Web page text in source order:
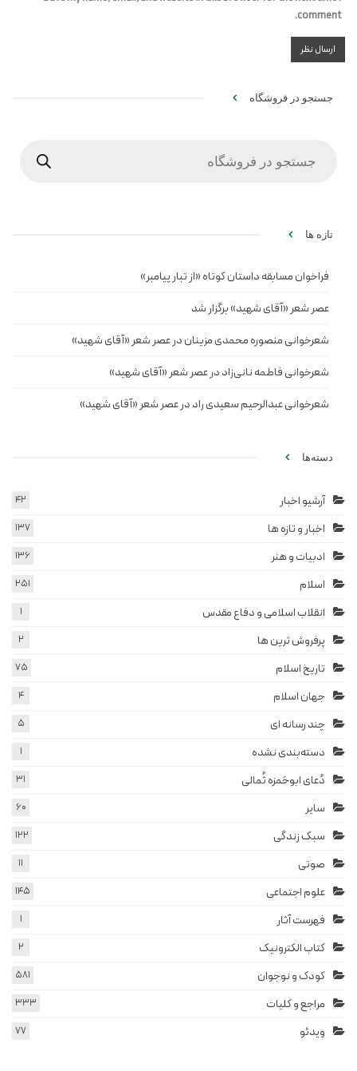
comment.
جستجو در فروشگاه
تازه ها
فراخوان مسابقه داستان کوتاه «از تبار پیامبر»
عصر شعر «آقای شهید» برگزار شد
شعرخوانی منصوره محمدی مزینان در عصر شعر «آقای شهید»
شعرخوانی فاطمه نانی‌زاد در عصر شعر «آقای شهید»
شعرخوانی عبدالرحیم سعیدی راد در عصر شعر «آقای شهید»
دسته‌ها
آرشیو اخبار 42
اخبار و تازه ها 137
ادبیات و هنر 136
اسلام 251
انقلاب اسلامی و دفاع مقدس 1
پرفروش ترین ها 2
تاریخ اسلام 75
جهان اسلام 4
چند رسانه ای 5
دسته‌بندی نشده 1
دُعای ابوحَمزه ثُمالی 31
سایر 60
سبک زندگی 122
صوتی 11
علوم اجتماعی 145
فهرست آثار 1
کتاب الکترونیک 2
کودک و نوجوان 581
مراجع و کلیات 333
ویدئو 77